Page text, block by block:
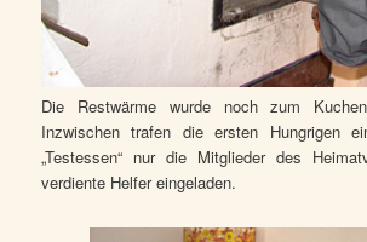
Die Restwärme wurde noch zum
Inzwischen trafen die ersten Hungrigen
„Testessen“ nur die Mitglieder des
verdiente Helfer eingeladen.